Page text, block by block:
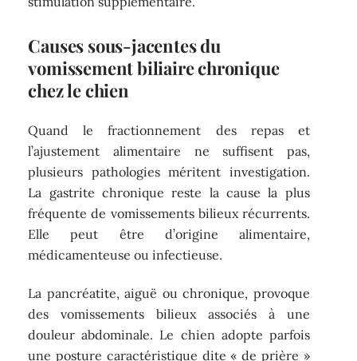
Causes sous-jacentes du
vomissement biliaire chronique
chez le chien
Quand le fractionnement des repas et
l’ajustement alimentaire ne suffisent pas,
plusieurs pathologies méritent investigation.
La gastrite chronique reste la cause la plus
fréquente de vomissements bilieux récurrents.
Elle peut être d’origine alimentaire,
médicamenteuse ou infectieuse.
La pancréatite, aiguë ou chronique, provoque
des vomissements bilieux associés à une
douleur abdominale. Le chien adopte parfois
une posture caractéristique dite « de prière »